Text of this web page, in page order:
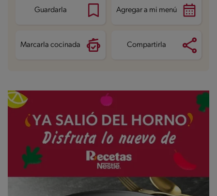
Proteína
Grasas saturadas 3.6 g
Guardarla Agregar a mi menú
Marcarla cocinada Compartirla